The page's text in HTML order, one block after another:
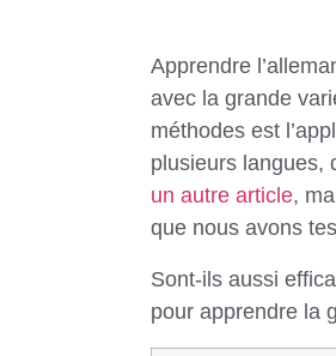
Apprendre
avec la grande
méthodes est
plusieurs langues,
un autre article,
que nous avons
Sont-ils aussi
pour apprendre la